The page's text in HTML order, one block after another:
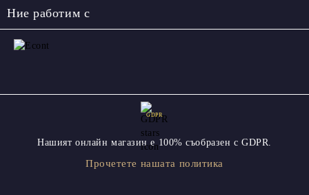
Ние работим с
GDPR
Нашият онлайн магазин е 100% съобразен с GDPR.
Прочетете нашата политика